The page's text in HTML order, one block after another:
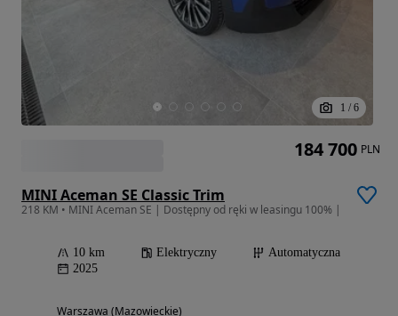
1 / 6
MINI Aceman SE Classic Trim
218 KM • MINI Aceman SE | Dostępny od ręki w leasingu 100% |
10 km Elektryczny
Automatyczna
2025
Warszawa (Mazowieckie)
184 700 PLN